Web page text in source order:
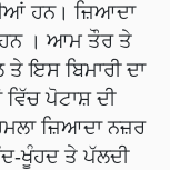
ਹਨ। ਜ਼ਿਆਦਾ
ਹਨ । ਆਮ ਤੌਰ ਤੇ
ਇਸ ਬਿਮਾਰੀ ਦਾ
ਪੋਟਾਸ਼ ਦੀ
ਜ਼ਿਆਦਾ ਨਜ਼ਰ
ਖੂੰਹਦ ਤੇ ਪੱਲਦੀ